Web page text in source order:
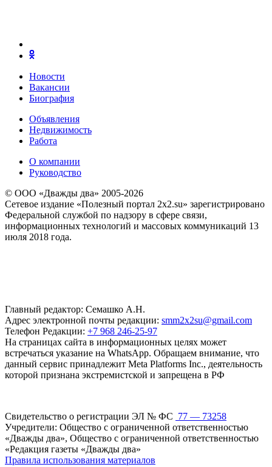
Новости
Вакансии
Биография
Объявления
Недвижимость
Работа
О компании
Руководство
© ООО «Дважды два» 2005-2026
Сетевое издание «Полезный портал 2x2.su» зарегистрировано
Федеральной службой по надзору в сфере связи,
информационных технологий и массовых коммуникаций 13
июля 2018 года.
Главный редактор: Семашко А.Н.
Адрес электронной почты редакции: smm2x2su@gmail.com
Телефон Редакции: +7 968 246-25-97
На страницах сайта в информационных целях может
встречаться указание на WhatsApp. Обращаем внимание, что
данный сервис принадлежит Meta Platforms Inc., деятельность
которой признана экстремистской и запрещена в РФ
Свидетельство о регистрации ЭЛ № ФС 77 — 73258
Учредители: Общество с ограниченной ответственностью
«Дважды два», Общество с ограниченной ответственностью
«Редакция газеты «Дважды два»
Правила использования материалов